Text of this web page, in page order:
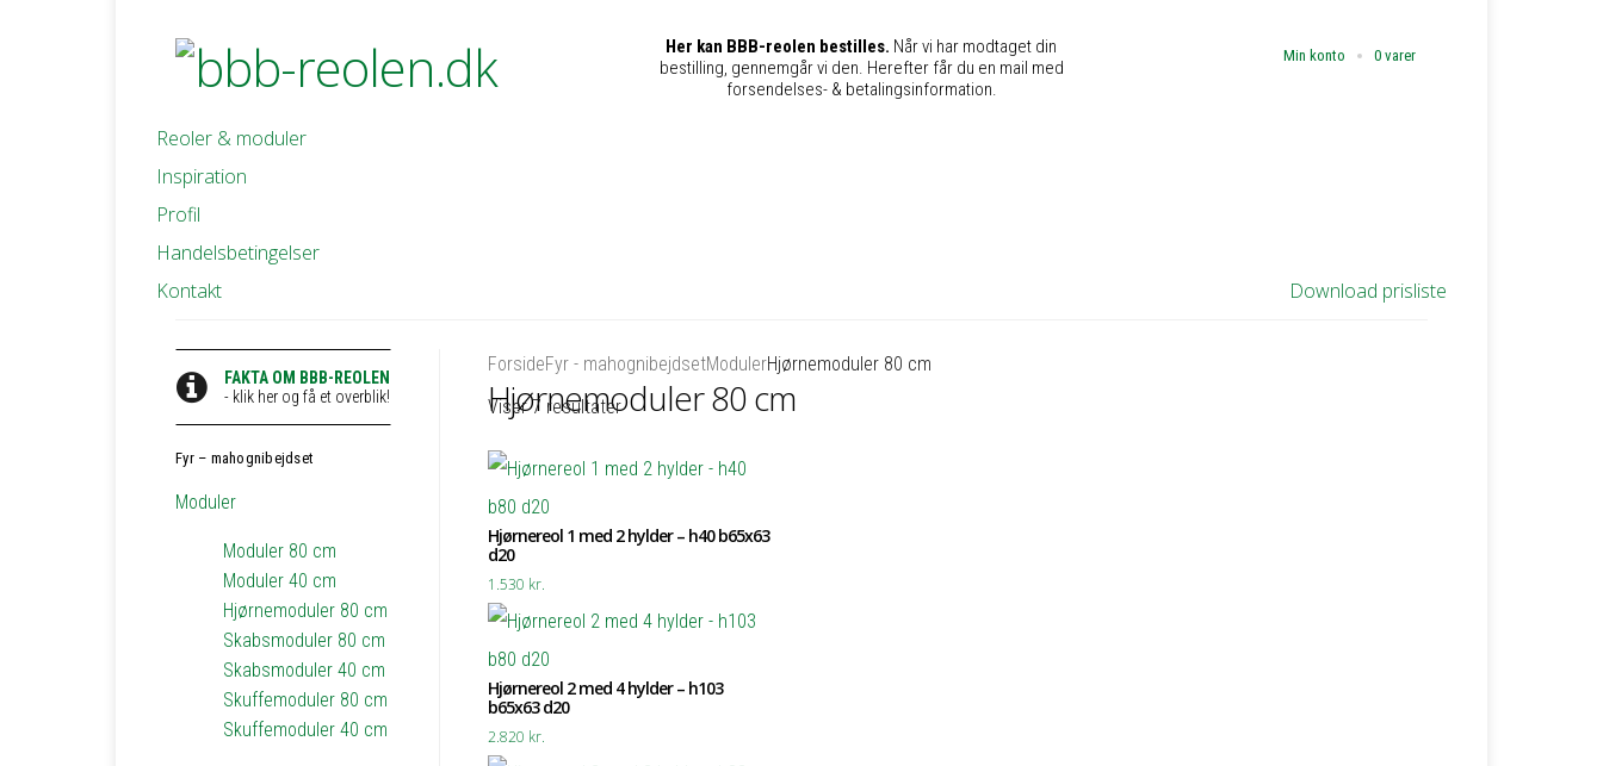
Min konto 0 varer
Her kan BBB-reolen bestilles. Når vi har modtaget din
bestilling, gennemgår vi den. Herefter får du en mail med
forsendelses- & betalingsinformation.
Reoler & moduler
Inspiration
Profil
Handelsbetingelser
Download prisliste
Kontakt
ForsideFyr - mahognibejdsetModulerHjørnemoduler 80 cm
Hjørnemoduler 80 cm
Viser 7 resultater
Hjørnereol 1 med 2 hylder – h40 b65x63
d20
1.530 kr.
Hjørnereol 2 med 4 hylder – h103
b65x63 d20
2.820 kr.
FAKTA OM BBB-REOLEN
- klik her og få et overblik!
Fyr – mahognibejdset
Moduler
Moduler 80 cm
Moduler 40 cm
Hjørnemoduler 80 cm
Skabsmoduler 80 cm
Skabsmoduler 40 cm
Skuffemoduler 80 cm
Skuffemoduler 40 cm